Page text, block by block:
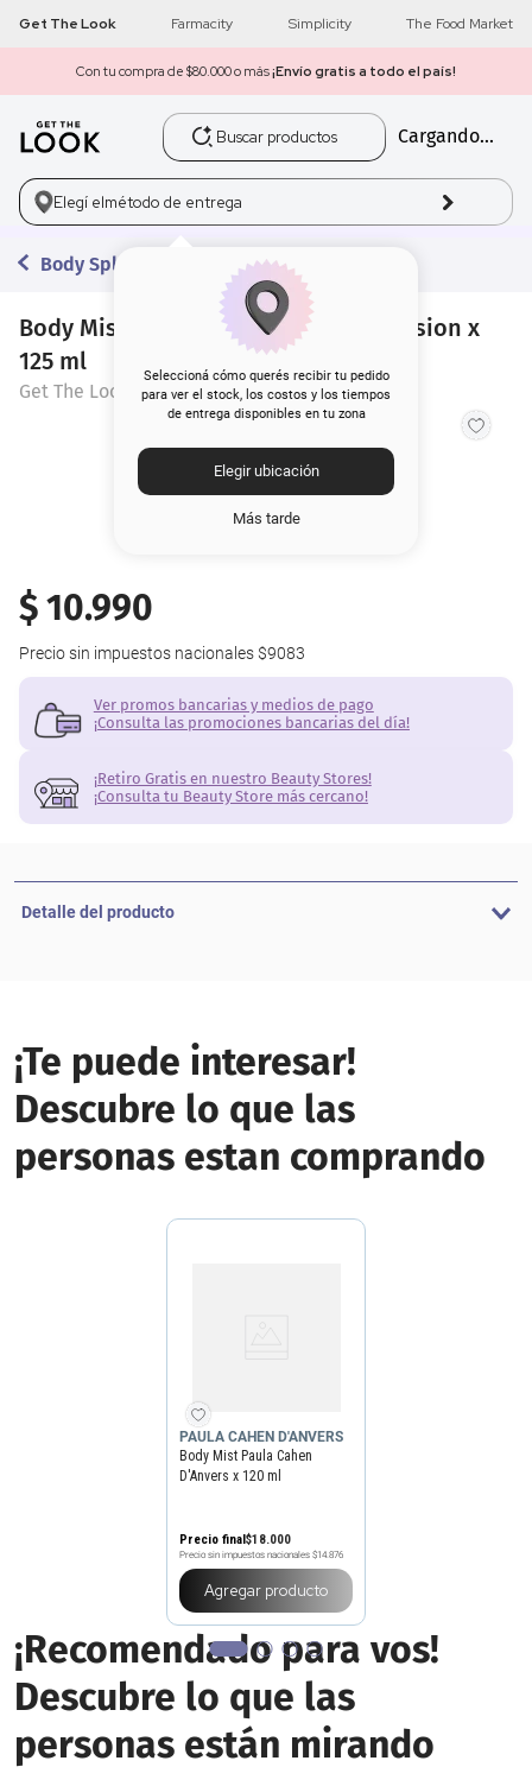
Get The Look Farmacity Simplicity The Food Market
Con tu compra de $80.000 o más¡Envío gratis a todo el país!
Buscar productos
Cargando...
Elegí elmétodo de entrega
Seleccioná cómo querés recibir tu pedido
para ver el stock, los costos y los tiempos
de entrega disponibles en tu zona
Elegir ubicación
Más tarde
Body Splash
Body Mist Get the Look Coconut Passion x
125 ml
Get The Look
$10.990
Precio sin impuestos nacionales $9083
Ver promos bancarias y medios de pago
¡Consulta las promociones bancarias del día!
¡Retiro Gratis en nuestro Beauty Stores!
¡Consulta tu Beauty Store más cercano!
Detalle del producto
¡Te puede interesar!
Descubre lo que las
personas estan comprando
PAULA CAHEN D'ANVERS
Body Mist Paula Cahen
D'Anvers x 120 ml
Precio final$18.000
Precio sin impuestos nacionales $14.876
Agregar producto
¡Recomendado para vos!
Descubre lo que las
personas están mirando
1 get the look
2 máscara pestañas
3.
corrector
9. cher
10. nyx